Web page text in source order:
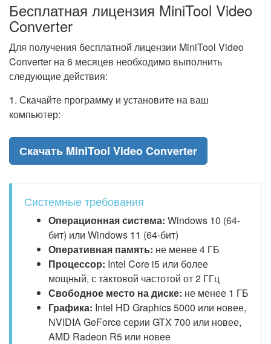
Бесплатная лицензия MiniTool Video
Converter
Для получения бесплатной лицензии MiniTool Video
Converter на 6 месяцев необходимо выполнить
следующие действия:
1. Скачайте программу и установите на ваш
компьютер:
Скачать MiniTool Video Converter
Системные требования
Операционная система: Windows 10 (64-
бит) или Windows 11 (64-бит)
Оперативная память: не менее 4 ГБ
Процессор: Intel Core i5 или более
мощный, с тактовой частотой от 2 ГГц
Свободное место на диске: не менее 1 ГБ
Графика: Intel HD Graphics 5000 или новее,
NVIDIA GeForce серии GTX 700 или новее,
AMD Radeon R5 или новее